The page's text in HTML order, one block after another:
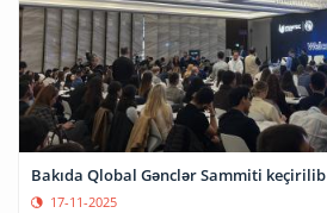
Bakıda Qlobal Gənclər Sammiti keçirilib
17-11-2025